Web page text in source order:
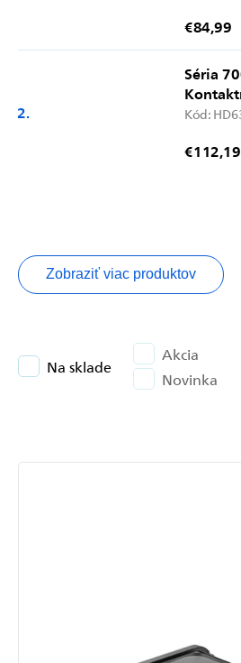
€84,99
Séria
Kód:
€112,19
Zobraziť viac produktov
Na sklade
Akcia
Novinka